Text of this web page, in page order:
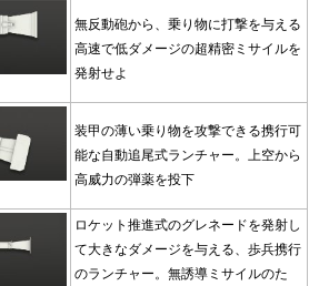
無反動砲から、乗り物に打撃を与える
高速で低ダメージの超精密ミサイルを
発射せよ
装甲の薄い乗り物を攻撃できる携行可
能な自動追尾式ランチャー。上空から
高威力の弾薬を投下
ロケット推進式のグレネードを発射し
て大きなダメージを与える、歩兵携行
のランチャー。無誘導ミサイルのた